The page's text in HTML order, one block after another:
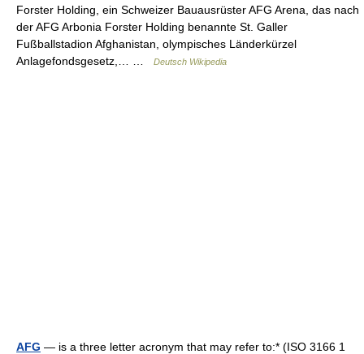
Forster Holding, ein Schweizer Bauausrüster AFG Arena, das nach
der AFG Arbonia Forster Holding benannte St. Galler
Fußballstadion Afghanistan, olympisches Länderkürzel
Anlagefondsgesetz,… …
Deutsch Wikipedia
AFG — is a three letter acronym that may refer to:* (ISO 3166 1